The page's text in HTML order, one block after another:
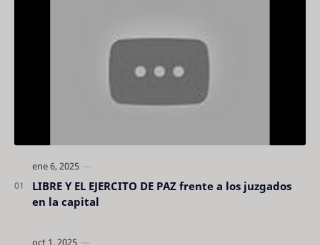
LIBRE Y EL EJERCITO DE PAZ frente a los juzgados
en la capital